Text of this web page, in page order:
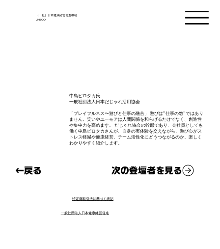
（一社）日本健康経営促進機構
JHECO
中島ピロタカ氏
一般社団法人日本だじゃれ活用協会
「プレイフルネス〜遊びと仕事の融合」 遊びは“仕事の敵”ではあり
ません。笑いやユーモアは人間関係を和らげるだけでなく、創造性
や集中力を高めます。 だじゃれ協会の幹部であり、会社員としても
働く中島ピロタカさんが、自身の実体験を交えながら、遊び心がス
トレス軽減や健康経営、チーム活性化にどうつながるのか、楽しく
わかりやすく紹介します。
←戻る 次の登壇者を見る
特定商取引法に基づく表記
一般社団法人日本健康経営促進